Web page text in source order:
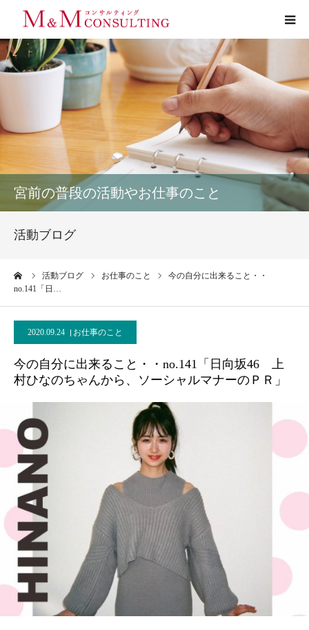
宮前の普段の活動やお仕事のこと
活動ブログ
活動ブログ お仕事のこと
今の自分に出来ること・・
no.141「日…
2020.09.24 お仕事のこと
今の自分に出来ること・・no.141「日向坂46 上
村ひなのちゃんから、ソーシャルマナーのＰＲ」
プロフィール
サービス
お客様の声
実績